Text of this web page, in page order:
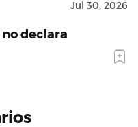
Jul 30, 2026
declara